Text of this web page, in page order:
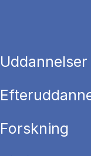
Uddannelser
Forskning